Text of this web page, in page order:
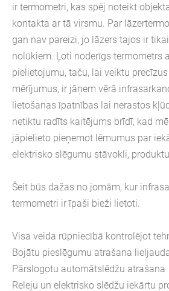
ir termometri, kas spēj noteikt
kontakta ar tā virsmu. Par
gan nav pareizi, jo lāzers tajos ir
nolūkiem. Ļoti noderīgs termometrs
pielietojumu, taču, lai veiktu
mērījumus, ir jāņem vērā
lietošanas īpatnības lai nerastos
netiktu radīts kaitējums brīdī, kad
jāpielieto pieņemot lēmumus par
elektrisko slēgumu stāvokli,
Šeit būs dažas no jomām, kur
termometri ir īpaši bieži lietoti.
Visa veida rūpniecībā kontrolējot
Bojātu pieslēgumu atrašana
Pārslogotu automātslēdžu atrašana
Releju un elektrisko slēdžu iekārtu